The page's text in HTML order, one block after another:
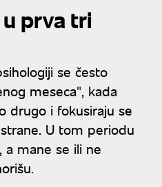
prva tri
se često
meseca", kada
drugo i fokusiraju se
U tom periodu
a mane se ili ne